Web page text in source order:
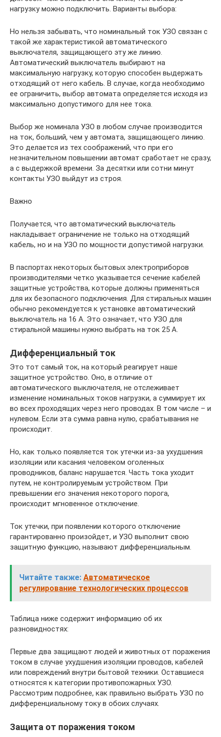
нагрузку можно подключить. Варианты выбора:
Но нельзя забывать, что номинальный ток УЗО связан с
такой же характеристикой автоматического
выключателя, защищающего эту же линию.
Автоматический выключатель выбирают на
максимальную нагрузку, которую способен выдержать
отходящий от него кабель. В случае, когда необходимо
ее ограничить, выбор автомата определяется исходя из
максимально допустимого для нее тока.
Выбор же номинала УЗО в любом случае производится
на ток, больший, чем у автомата, защищающего линию.
Это делается из тех соображений, что при его
незначительном повышении автомат сработает не сразу,
а с выдержкой времени. За десятки или сотни минут
контакты УЗО выйдут из строя.
Важно
Получается, что автоматический выключатель
накладывает ограничение не только на отходящий
кабель, но и на УЗО по мощности допустимой нагрузки.
В паспортах некоторых бытовых электроприборов
производителями четко указывается сечение кабелей
защитные устройства, которые должны применяться
для их безопасного подключения. Для стиральных машин
обычно рекомендуется к установке автоматический
выключатель на 16 А. Это означает, что УЗО для
стиральной машины нужно выбрать на ток 25 А.
Дифференциальный ток
Это тот самый ток, на который реагирует наше
защитное устройство. Оно, в отличие от
автоматического выключателя, не отслеживает
изменение номинальных токов нагрузки, а суммирует их
во всех проходящих через него проводах. В том числе – и
нулевом. Если эта сумма равна нулю, срабатывания не
происходит.
Но, как только появляется ток утечки из-за ухудшения
изоляции или касания человеком оголенных
проводников, баланс нарушается. Часть тока уходит
путем, не контролируемым устройством. При
превышении его значения некоторого порога,
происходит мгновенное отключение.
Ток утечки, при появлении которого отключение
гарантированно произойдет, и УЗО выполнит свою
защитную функцию, называют дифференциальным.
Читайте также: Автоматическое
регулирование технологических процессов
Таблица ниже содержит информацию об их
разновидностях:
Первые два защищают людей и животных от поражения
током в случае ухудшения изоляции проводов, кабелей
или повреждений внутри бытовой техники. Оставшиеся
относятся к категории противопожарных УЗО.
Рассмотрим подробнее, как правильно выбрать УЗО по
дифференциальному току в обоих случаях.
Защита от поражения током